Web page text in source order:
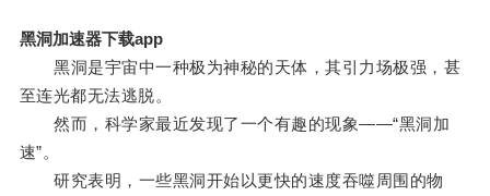
黑洞加速器下载app
黑洞是宇宙中一种极为神秘的天体，其引力场极强，甚
至连光都无法逃脱。
然而，科学家最近发现了一个有趣的现象——“黑洞加
速”。
研究表明，一些黑洞开始以更快的速度吞噬周围的物